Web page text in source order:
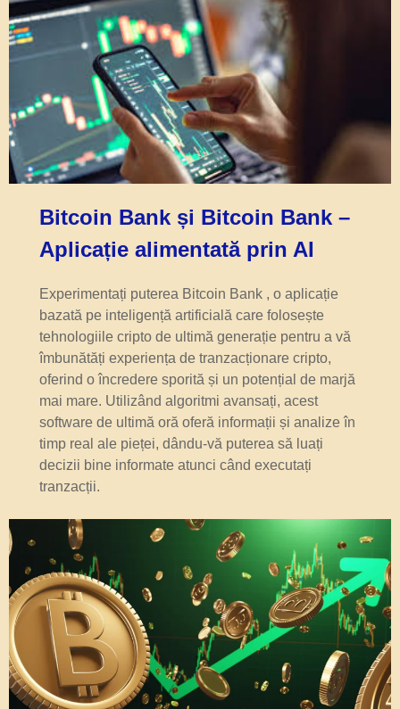
Bitcoin Bank și Bitcoin Bank –
Aplicație alimentată prin AI
Experimentați puterea Bitcoin Bank , o aplicație
bazată pe inteligență artificială care folosește
tehnologiile cripto de ultimă generație pentru a vă
îmbunătăți experiența de tranzacționare cripto,
oferind o încredere sporită și un potențial de marjă
mai mare. Utilizând algoritmi avansați, acest
software de ultimă oră oferă informații și analize în
timp real ale pieței, dându-vă puterea să luați
decizii bine informate atunci când executați
tranzacții.